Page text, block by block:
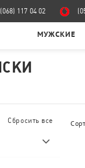
(068) 117 04 02
МУЖСКИЕ
Сбросить все